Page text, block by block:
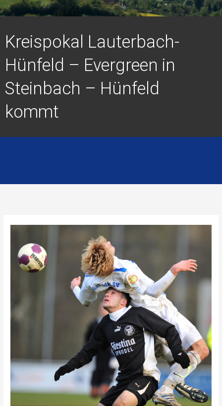
Kreispokal Lauterbach-
Hünfeld – Evergreen in
Steinbach – Hünfeld
kommt